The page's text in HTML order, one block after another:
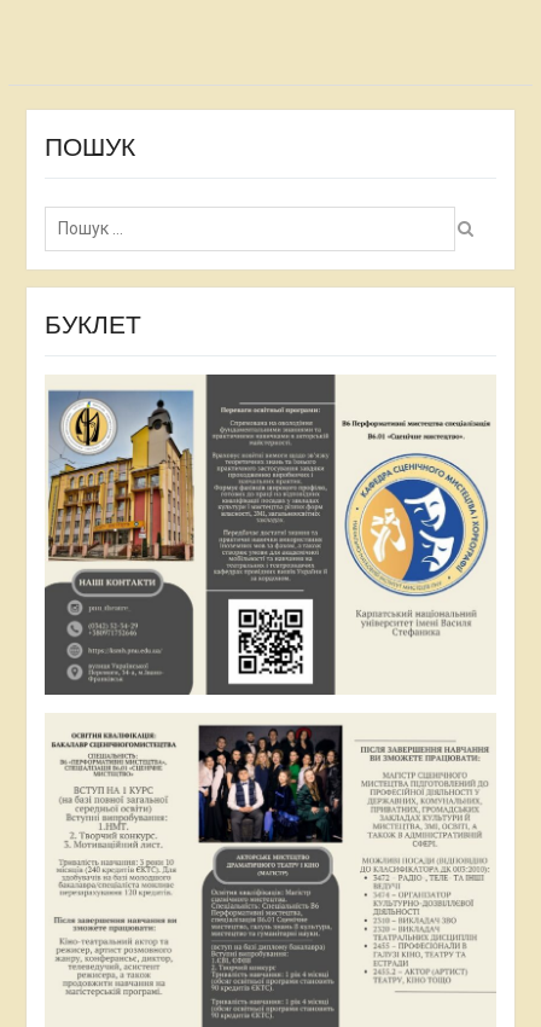
ПОШУК
Пошук:
БУКЛЕТ